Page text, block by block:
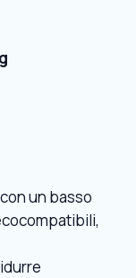
un basso